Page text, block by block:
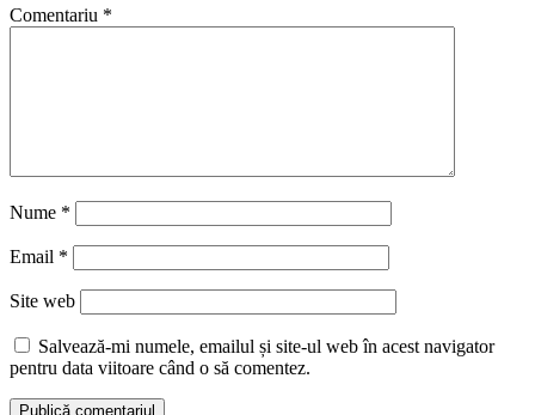
Comentariu *
Nume *
Email *
Site web
Salvează-mi numele, emailul și site-ul web în acest navigator
pentru data viitoare când o să comentez.